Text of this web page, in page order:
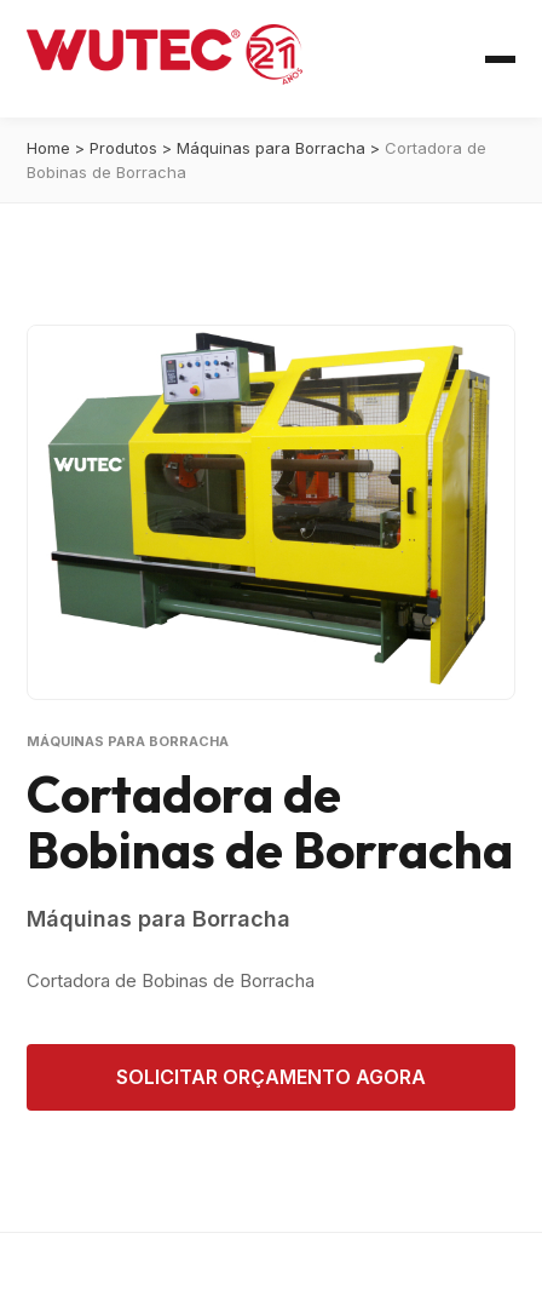
Home >Produtos >Máquinas para Borracha > Cortadora de
Bobinas de Borracha
MÁQUINAS PARA BORRACHA
Cortadora de
Bobinas de Borracha
Máquinas para Borracha
Cortadora de Bobinas de Borracha
SOLICITAR ORÇAMENTO AGORA